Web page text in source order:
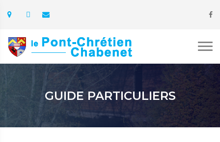
GUIDE PARTICULIERS